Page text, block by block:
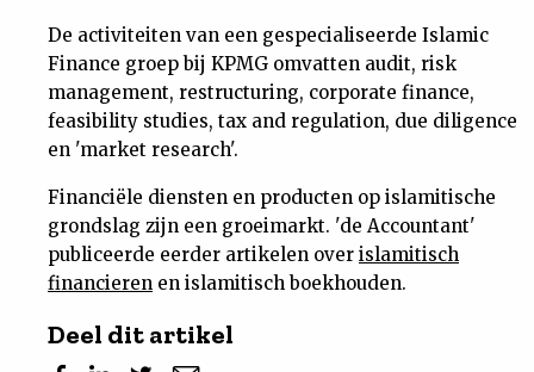
Podcast
Dossiers
Contact
De activiteiten van een gespecialiseerde Islamic
Finance groep bij KPMG omvatten audit, risk
management, restructuring, corporate finance,
feasibility studies, tax and regulation, due diligence
en 'market research'.
Financiële diensten en producten op islamitische
grondslag zijn een groeimarkt. 'de Accountant'
publiceerde eerder artikelen over islamitisch
financieren en islamitisch boekhouden.
Deel dit artikel